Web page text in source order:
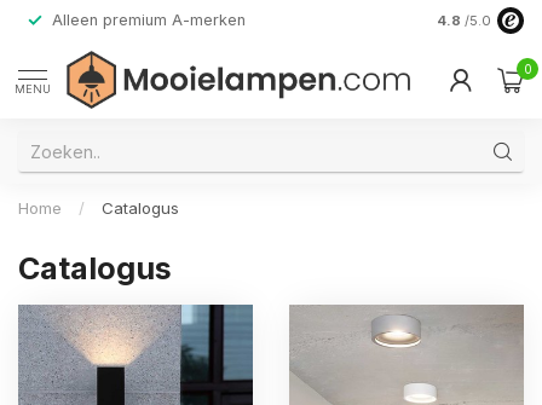
Alleen premium A-merken 4.8 /5.0
MENU
0
Home / Catalogus
Catalogus